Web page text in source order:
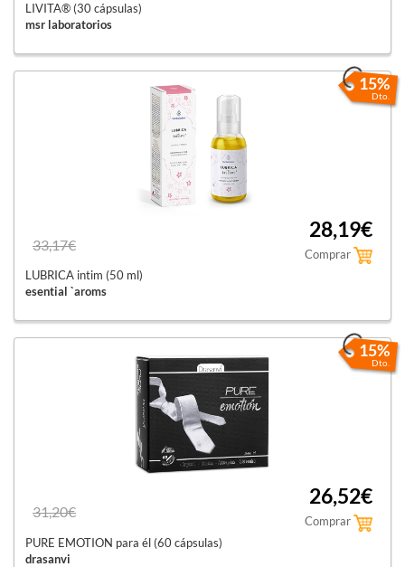
LIVITA® (30 cápsulas)
msr laboratorios
15%
Dto.
33,17€
28,19€
Comprar
LUBRICA intim (50 ml)
esential `aroms
15%
Dto.
31,20€
26,52€
Comprar
PURE EMOTION para él (60 cápsulas)
drasanvi